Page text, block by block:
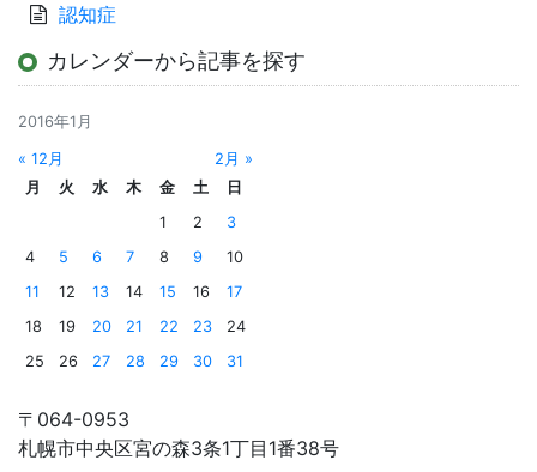
認知症
カレンダーから記事を探す
2016年1月
« 12月
2月 »
月
火 水 木 金 土
日
1
2
3
4
5 6 7 8 9
10
11
12 13 14 15 16
17
18
19 20 21 22 23
24
25
26 27 28 29 30 31
〒064-0953
札幌市中央区宮の森3条1丁目1番38号